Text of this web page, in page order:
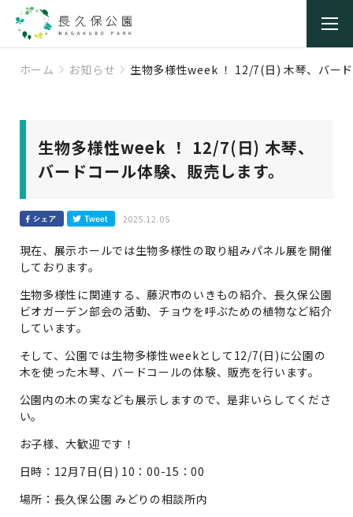
ホーム お知らせ 生物多様性week ！ 12/7(日) 木琴、バー
生物多様性week ！ 12/7(日) 木琴、
バードコール体験、販売します。
2025.12.05
現在、展示ホールでは生物多様性の取り組みパネル展を開催
しております。
生物多様性に関連する、藤沢市のいきもの紹介、長久保公園
ビオガーデン部会の活動、チョウを呼ぶための植物など紹介
しています。
そして、公園では生物多様性weekとして12/7(日)に公園の
木を使った木琴、バードコールの体験、販売を行います。
公園内の木の実なども展示しますので、是非いらしてくださ
い。
お子様、大歓迎です！
日時：12月7日(日) 10：00-15：00
場所：長久保公園 みどりの相談所内